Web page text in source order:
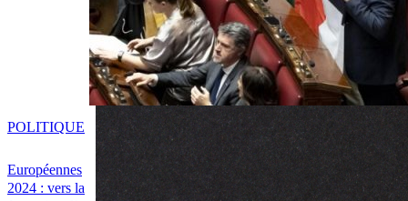
Européennes
2024 : vers la
POLITIQUE